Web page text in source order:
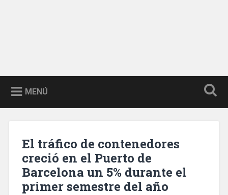
MENÚ
El tráfico de contenedores
creció en el Puerto de
Barcelona un 5% durante el
primer semestre del año